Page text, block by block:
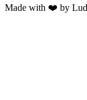
Made with ❤️ by